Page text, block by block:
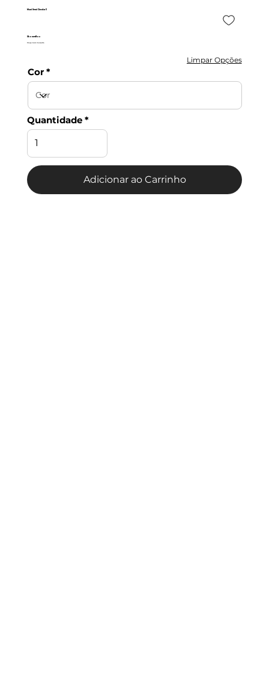
Maui Semi Circular 3
ShowerBox
Preço Sob Consulta
Limpar Opções
Cor
Quantidade
Adicionar ao Carrinho